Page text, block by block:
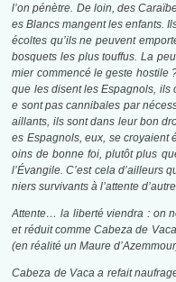
l’on pénètre. De loin, des
es Blancs mangent les enfants.
écoltes qu’ils ne peuvent
bosquets les plus touffus. La
mier commencé le geste hostile
que les disent les Espagnols, ils
e sont pas cannibales par
aillants, ils sont dans leur bon
es Espagnols, eux, se croyaient
oins de bonne foi, plutôt plus
l’Évangile. C’est cela d’ailleurs
niers survivants à l’attente
Attente… la liberté viendra : on
et réduit comme Cabeza de
(en réalité un Maure
Cabeza de Vaca a refait